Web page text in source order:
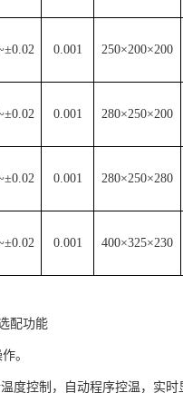
0.001 250×200×200
0.001 280×250×200
0.001 280×250×280
0.001 400×325×230
配功能
。
度控制，自动程序控温，实